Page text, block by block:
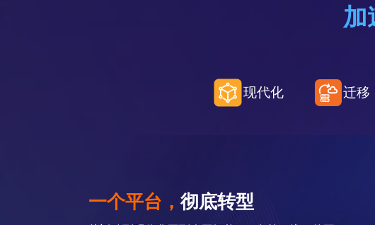
加
现代化 迁移
一个平台，彻底转型